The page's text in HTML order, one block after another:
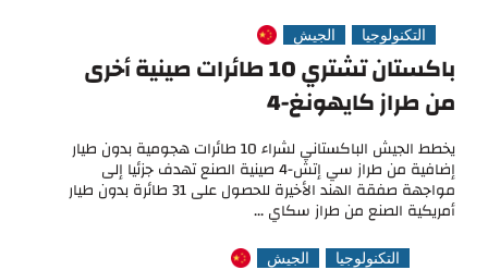
التكنولوجيا الجيش
باكستان تشتري 10 طائرات صينية أخرى
من طراز كايهونغ-4
يخطط الجيش الباكستاني لشراء 10 طائرات هجومية بدون طيار
إضافية من طراز سي إتش-4 صينية الصنع تهدف جزئيا إلى
مواجهة صفقة الهند الأخيرة للحصول على 31 طائرة بدون طيار
أمريكية الصنع من طراز سكاي ...
التكنولوجيا الجيش